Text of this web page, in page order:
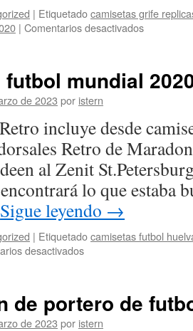
| Etiquetadocamisetas grife
| Comentarios desactivadosen
de
colorear
mundial
de 2023 por istern
incluye desde
Retro de
al Zenit
lo que estaba
Sigue leyendo →
| Etiquetadocamisetas futbol
desactivadosen
2020
de portero de
de 2023 por istern